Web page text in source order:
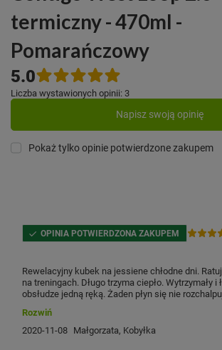
termiczny - 470ml -
Pomarańczowy
5.0
Liczba wystawionych opinii: 3
Napisz swoją opinię
Pokaż tylko opinie potwierdzone zakupem
OPINIA POTWIERDZONA ZAKUPEM
Rewelacyjny kubek na jessiene chłodne dni.
na treningach. Długo trzyma ciepło. Wytrzymały i
obsłudze jedną ręką. Żaden płyn się nie
Rozwiń
2020-11-08 Małgorzata, Kobyłka